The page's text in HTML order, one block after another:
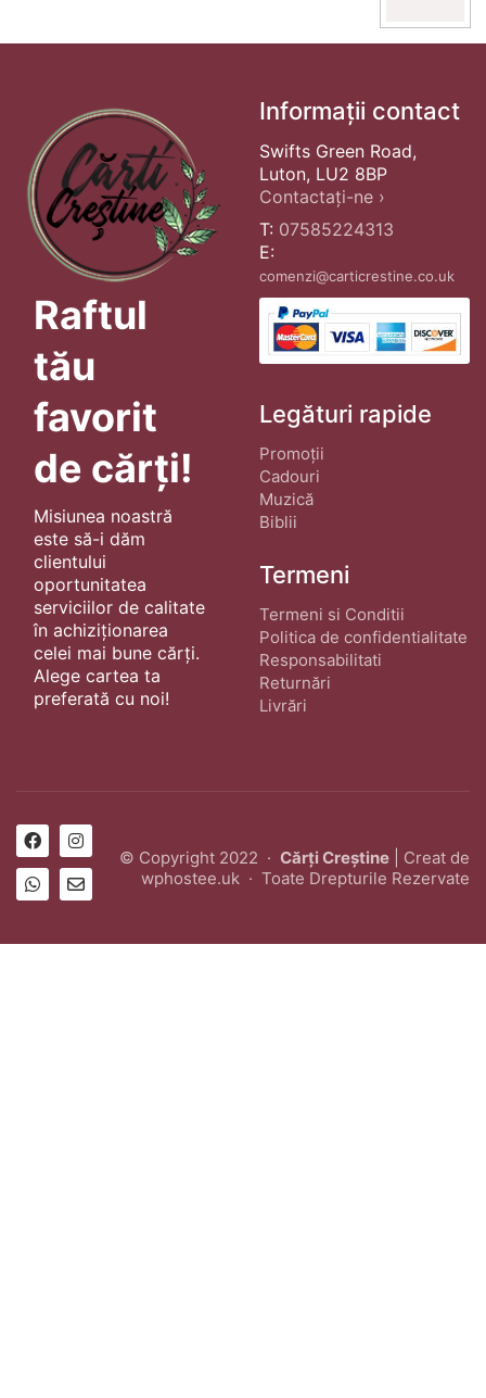
Raftul
tău
favorit
de cărți!
Misiunea noastră
este să-i dăm
clientului
oportunitatea
serviciilor de calitate
în achiziționarea
celei mai bune cărți.
Alege cartea ta
preferată cu noi!
Informații contact
Swifts Green Road,
Luton, LU2 8BP
Contactați-ne ›
T: 07585224313
E:
comenzi@carticrestine.co.uk
Legături rapide
Promoții
Cadouri
Muzică
Biblii
Termeni
Termeni si Conditii
Politica de confidentialitate
Responsabilitati
Returnări
Livrări
© Copyright 2022 · Cărți Creștine | Creat de
wphostee.uk · Toate Drepturile Rezervate